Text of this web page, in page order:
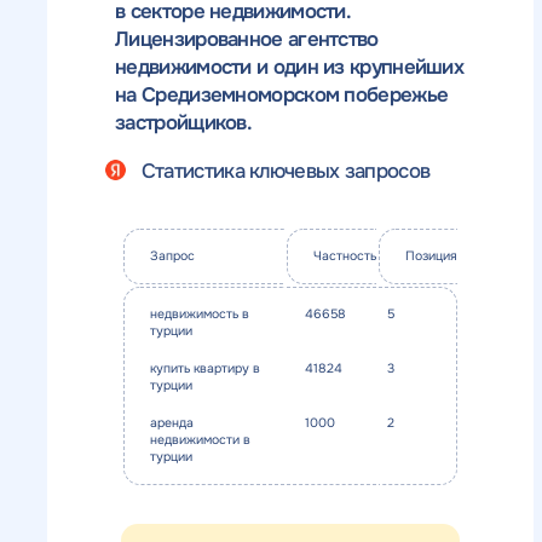
в секторе недвижимости.
Лицензированное агентство
недвижимости и один из крупнейших
на Средиземноморском побережье
застройщиков.
Статистика ключевых запросов
Запрос Частность Позиция
недвижимость в
турции
46658 5
купить квартиру в
турции
41824 3
аренда
недвижимости в
турции
1000 2
ОТПРАВИТЬ